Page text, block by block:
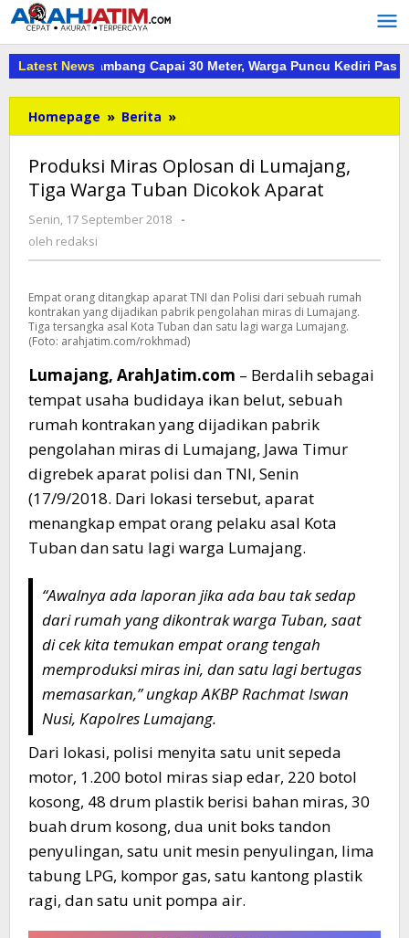
Lewati
ke
konten
Latest News
Tambang Capai 30 Meter, Warga Puncu Kediri Pasang
Homepage » Berita »
Miras
di
Lumajang,
Aparat
Produksi Miras Oplosan di Lumajang,
Tiga Warga Tuban Dicokok Aparat
Senin, 17 September 2018
oleh
-
oleh redaksi
Empat orang ditangkap aparat TNI dan Polisi dari sebuah rumah
kontrakan yang dijadikan pabrik pengolahan miras di Lumajang.
Tiga tersangka asal Kota Tuban dan satu lagi warga Lumajang.
(Foto: arahjatim.com/rokhmad)
Lumajang, ArahJatim.com – Berdalih sebagai
tempat usaha budidaya ikan belut, sebuah
rumah kontrakan yang dijadikan pabrik
pengolahan miras di Lumajang, Jawa Timur
digrebek aparat polisi dan TNI, Senin
(17/9/2018. Dari lokasi tersebut, aparat
menangkap empat orang pelaku asal Kota
Tuban dan satu lagi warga Lumajang.
“Awalnya ada laporan jika ada bau tak sedap
dari rumah yang dikontrak warga Tuban, saat
di cek kita temukan empat orang tengah
memproduksi miras ini, dan satu lagi bertugas
memasarkan,” ungkap AKBP Rachmat Iswan
Nusi, Kapolres Lumajang.
Dari lokasi, polisi menyita satu unit sepeda
motor, 1.200 botol miras siap edar, 220 botol
kosong, 48 drum plastik berisi bahan miras, 30
buah drum kosong, dua unit boks tandon
penyulingan, satu unit mesin penyulingan, lima
tabung LPG, kompor gas, satu kantong plastik
ragi, dan satu unit pompa air.